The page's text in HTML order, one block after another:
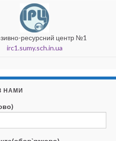
ресурсний центр №1
irc1.sumy.sch.in.ua
НАМИ